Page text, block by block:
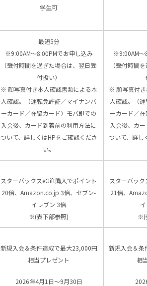
学生可
最短5分
※9:00AM～8:00PMでお申し込み
（受付時間を過ぎた場合は、翌日受
付扱い）
※ 顔写真付き本人確認書類による本
人確認。（運転免許証／マイナンバ
ーカード／在留カード）モバ即での
入会後、カード到着前の利用方法に
ついて、詳しくはHPをご確認くださ
い。
※9:00AM～
（受付時間
※ 顔写真付き
人確認。（
ーカード／
入会後、カ
ついて、詳し
スターバックスeGift購入でポイント
20倍、Amazon.co.jp 3倍、セブン-
イレブン 3倍
※(表下部参照)
スターバッ
21倍、
※(
新規入会＆条件達成で最大23,000円
相当プレゼント
2026年4月1日～9月30日
新規入会＆
相